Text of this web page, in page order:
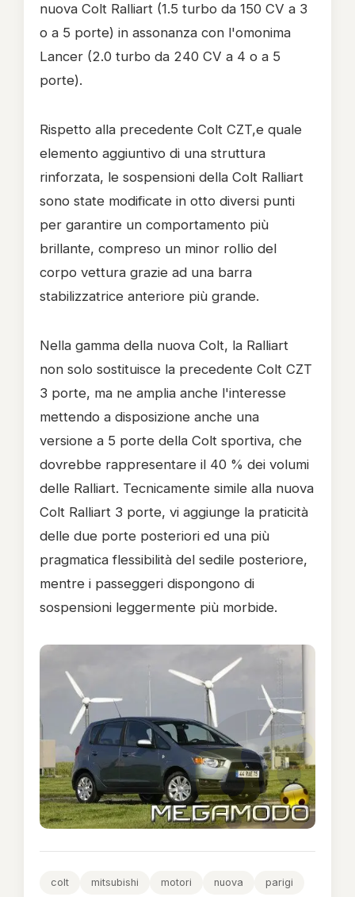
nuova Colt Ralliart (1.5 turbo da 150 CV a 3
o a 5 porte) in assonanza con l'omonima
Lancer (2.0 turbo da 240 CV a 4 o a 5
porte).
Rispetto alla precedente Colt CZT,e quale
elemento aggiuntivo di una struttura
rinforzata, le sospensioni della Colt Ralliart
sono state modificate in otto diversi punti
per garantire un comportamento più
brillante, compreso un minor rollio del
corpo vettura grazie ad una barra
stabilizzatrice anteriore più grande.
Nella gamma della nuova Colt, la Ralliart
non solo sostituisce la precedente Colt CZT
3 porte, ma ne amplia anche l'interesse
mettendo a disposizione anche una
versione a 5 porte della Colt sportiva, che
dovrebbe rappresentare il 40 % dei volumi
delle Ralliart. Tecnicamente simile alla nuova
Colt Ralliart 3 porte, vi aggiunge la praticità
delle due porte posteriori ed una più
pragmatica flessibilità del sedile posteriore,
mentre i passeggeri dispongono di
sospensioni leggermente più morbide.
colt mitsubishi motori nuova parigi